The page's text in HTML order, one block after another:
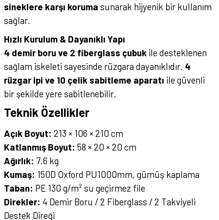
sineklere karşı koruma sunarak hijyenik bir kullanım
sağlar.
Hızlı Kurulum & Dayanıklı Yapı
4 demir boru ve 2 fiberglass çubuk ile desteklenen
sağlam iskeleti sayesinde rüzgara dayanıklıdır. 4
rüzgar ipi ve 10 çelik sabitleme aparatı ile güvenli
bir şekilde yere sabitlenebilir.
Teknik Özellikler
Açık Boyut: 213 × 106 × 210 cm
Katlanmış Boyut: 58 × 20 × 20 cm
Ağırlık: 7.6 kg
Kumaş: 150D Oxford PU1000mm, gümüş kaplama
Taban: PE 130 g/m² su geçirmez file
Direkler: 4 Demir Boru / 2 Fiberglass / 2 Takviyeli
Destek Direği